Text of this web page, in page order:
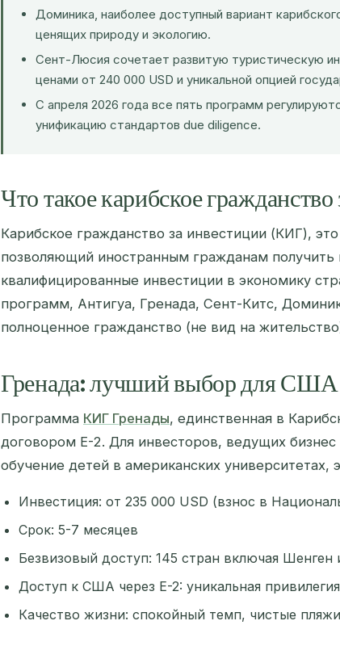
Доминика, наиболее доступный вариант
ценящих природу и экологию.
Сент-Люсия сочетает развитую туристическую
ценами от 240 000 USD и уникальной опцией
С апреля 2026 года все пять программ
унификацию стандартов due diligence.
Что такое карибское
Карибское гражданство за инвестиции (КИГ),
позволяющий иностранным гражданам получить
квалифицированные инвестиции в экономику
программ, Антигуа, Гренада, Сент-Китс,
полноценное гражданство (не вид на
Гренада: лучший выбор для США
Программа КИГ Гренады, единственная в
договором E-2. Для инвесторов, ведущих
обучение детей в американских
Инвестиция: от 235 000 USD (взнос в
Срок: 5-7 месяцев
Безвизовый доступ: 145 стран включая Шенген
Доступ к США через E-2: уникальная
Качество жизни: спокойный темп, чистые